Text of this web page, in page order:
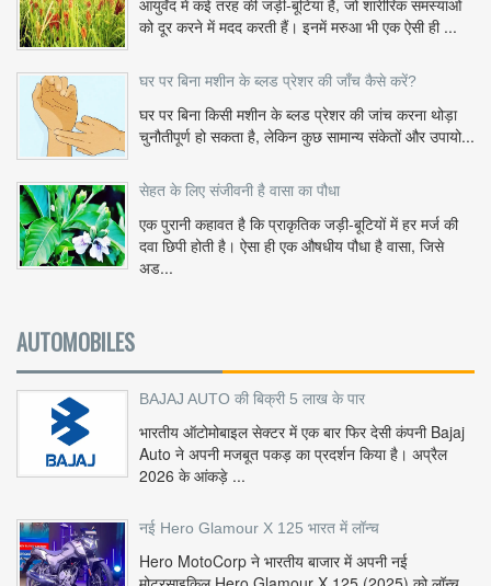
को दूर करने में मदद करती हैं। इनमें मरुआ भी एक ऐसी ही ...
घर पर बिना मशीन के ब्लड प्रेशर की जाँच कैसे करें?
घर पर बिना किसी मशीन के ब्लड प्रेशर की जांच करना थोड़ा
चुनौतीपूर्ण हो सकता है, लेकिन कुछ सामान्य संकेतों और उपायो...
सेहत के लिए संजीवनी है वासा का पौधा
एक पुरानी कहावत है कि प्राकृतिक जड़ी-बूटियों में हर मर्ज की
दवा छिपी होती है। ऐसा ही एक औषधीय पौधा है वासा, जिसे
अड...
AUTOMOBILES
BAJAJ AUTO की बिक्री 5 लाख के पार
भारतीय ऑटोमोबाइल सेक्टर में एक बार फिर देसी कंपनी Bajaj
Auto ने अपनी मजबूत पकड़ का प्रदर्शन किया है। अप्रैल
2026 के आंकड़े ...
नई Hero Glamour X 125 भारत में लॉन्च
Hero MotoCorp ने भारतीय बाजार में अपनी नई